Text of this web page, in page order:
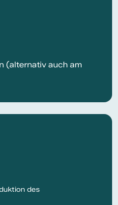
(alternativ auch am
des